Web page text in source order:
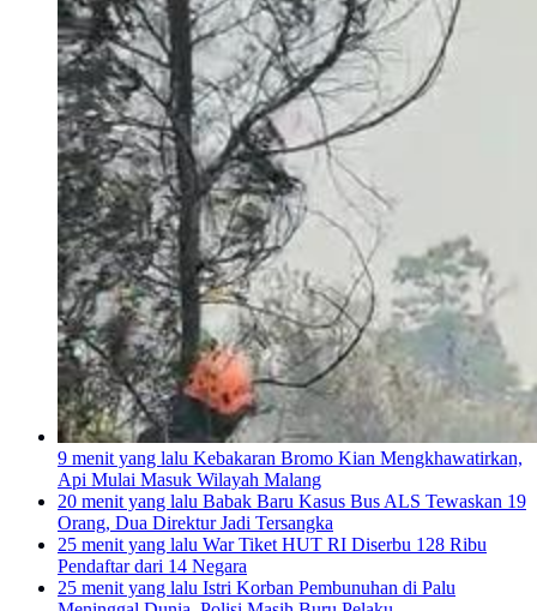
9 menit yang lalu Kebakaran Bromo Kian Mengkhawatirkan,
Api Mulai Masuk Wilayah Malang
20 menit yang lalu Babak Baru Kasus Bus ALS Tewaskan 19
Orang, Dua Direktur Jadi Tersangka
25 menit yang lalu War Tiket HUT RI Diserbu 128 Ribu
Pendaftar dari 14 Negara
25 menit yang lalu Istri Korban Pembunuhan di Palu